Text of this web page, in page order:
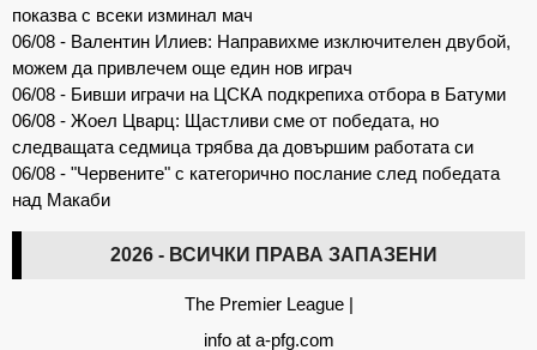
показва с всеки изминал мач
06/08 - Валентин Илиев: Направихме изключителен двубой,
можем да привлечем още един нов играч
06/08 - Бивши играчи на ЦСКА подкрепиха отбора в Батуми
06/08 - Жоел Цварц: Щастливи сме от победата, но
следващата седмица трябва да довършим работата си
06/08 - "Червените" с категорично послание след победата
над Макаби
2026 - ВСИЧКИ ПРАВА ЗАПАЗЕНИ
The Premier League|
info at a-pfg.com